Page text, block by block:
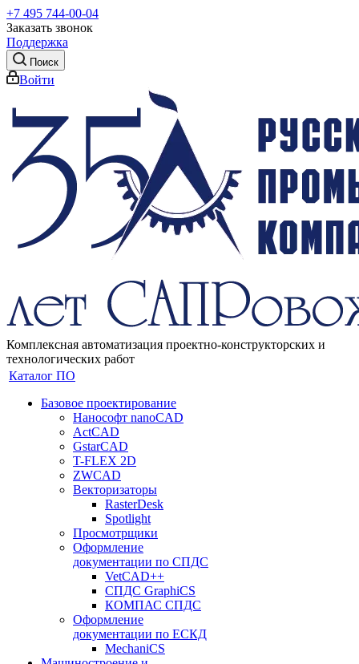
+7 495 744-00-04
Заказать звонок
Поддержка
Поиск
Войти
Комплексная автоматизация проектно-конструкторских и
технологических работ
Каталог ПО
Базовое проектирование
Нанософт nanoCAD
ActCAD
GstarCAD
T-FLEX 2D
ZWCAD
Векторизаторы
RasterDesk
Spotlight
Просмотрщики
Оформление
документации по СПДС
VetCAD++
СПДС GraphiCS
КОМПАС СПДС
Оформление
документации по ЕСКД
MechaniCS